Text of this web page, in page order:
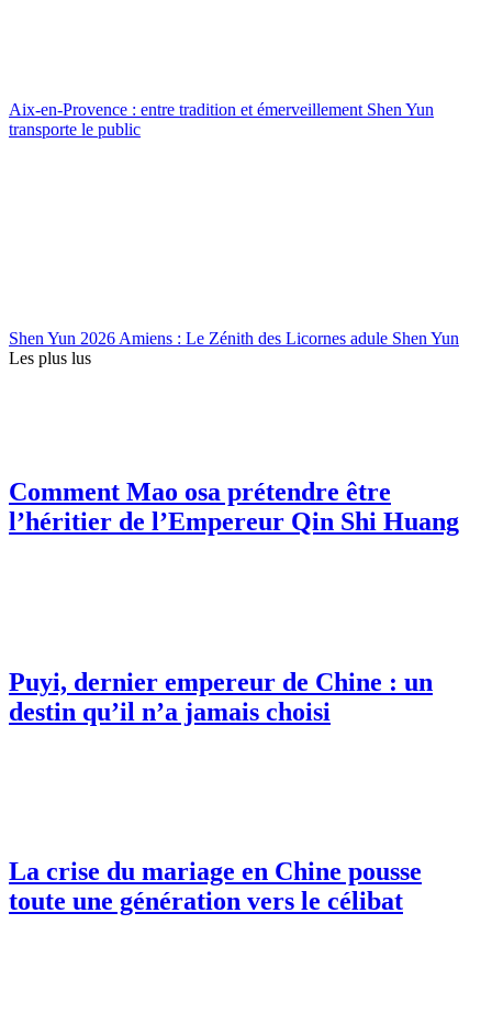
Aix-en-Provence : entre tradition et émerveillement Shen Yun
transporte le public
Shen Yun 2026 Amiens : Le Zénith des Licornes adule Shen Yun
Les plus lus
Comment Mao osa prétendre être
l’héritier de l’Empereur Qin Shi Huang
Puyi, dernier empereur de Chine : un
destin qu’il n’a jamais choisi
La crise du mariage en Chine pousse
toute une génération vers le célibat